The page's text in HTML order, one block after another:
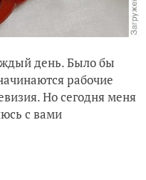
день. Было бы
рабочие
Но сегодня меня
с вами